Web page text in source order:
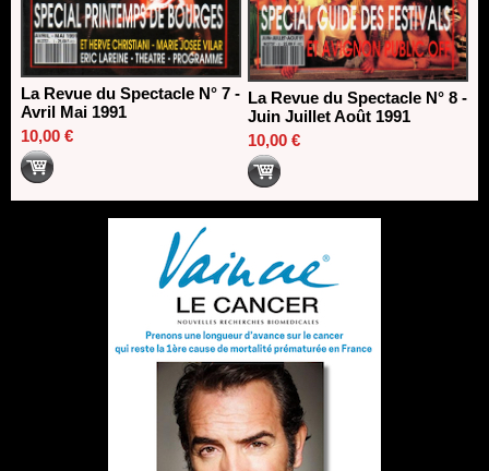
La Revue du Spectacle N° 7 -
Avril Mai 1991
10,00 €
La Revue du Spectacle N° 8 -
Juin Juillet Août 1991
10,00 €